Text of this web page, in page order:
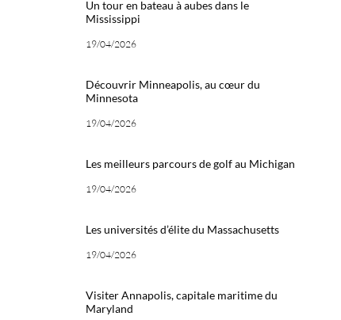
Un tour en bateau à aubes dans le
Mississippi
19/04/2026
Découvrir Minneapolis, au cœur du
Minnesota
19/04/2026
Les meilleurs parcours de golf au Michigan
19/04/2026
Les universités d’élite du Massachusetts
19/04/2026
Visiter Annapolis, capitale maritime du
Maryland